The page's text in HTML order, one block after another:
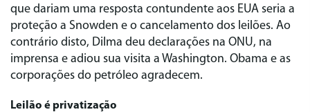
que dariam uma resposta contundente aos EUA seria a
proteção a Snowden e o cancelamento dos leilões. Ao
contrário disto, Dilma deu declarações na ONU, na
imprensa e adiou sua visita a Washington. Obama e as
corporações do petróleo agradecem.
Leilão é privatização